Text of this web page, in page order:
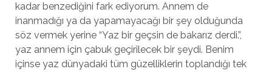
kadar benzediğini fark ediyorum. Annem de
inanmadığı ya da yapamayacağı bir şey olduğunda
söz vermek yerine “Yaz bir geçsin de bakarız derdi.”,
yaz annem için çabuk geçirilecek bir şeydi. Benim
içinse yaz dünyadaki tüm güzelliklerin toplandığı tek